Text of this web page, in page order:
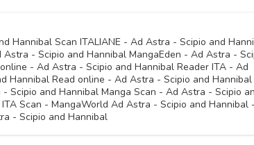
20 Maggio
20 Maggio
20 Maggio
20 Maggio
20 Maggio
20 Maggio
20 Maggio
Hannibal Scan ITALIANE - Ad Astra - Scipio and
- Scipio and Hannibal MangaEden - Ad Astra -
- Ad Astra - Scipio and Hannibal Reader ITA - Ad
Hannibal Read online - Ad Astra - Scipio and Hannibal
Scipio and Hannibal Manga Scan - Ad Astra - Scipio
Scan - MangaWorld Ad Astra - Scipio and Hannibal -
- Scipio and Hannibal